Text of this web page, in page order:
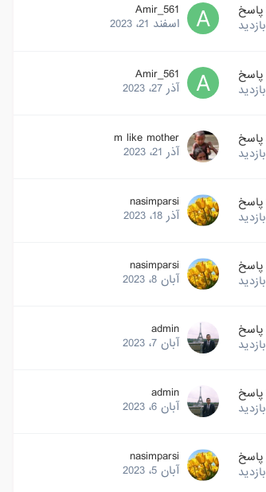
پاسخ
بازدید
Amir_561
اسفند 21، 2023
پاسخ
بازدید
Amir_561
آذر 27، 2023
پاسخ
بازدید
m like mother
آذر 21، 2023
پاسخ
بازدید
nasimparsi
آذر 18، 2023
پاسخ
بازدید
nasimparsi
آبان 8، 2023
پاسخ
بازدید
admin
آبان 7، 2023
پاسخ
بازدید
admin
آبان 6، 2023
پاسخ
بازدید
nasimparsi
آبان 5، 2023